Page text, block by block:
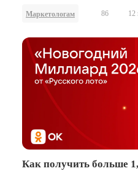
Маркетологам 86 12
Как получить больше